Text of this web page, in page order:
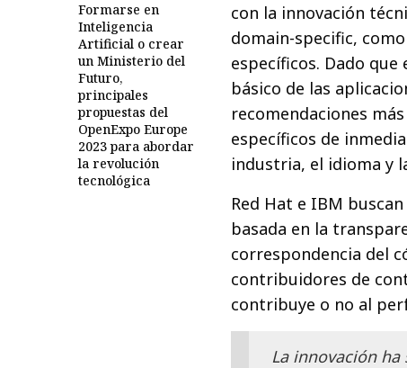
Formarse en
Inteligencia
Artificial o crear
un Ministerio del
Futuro,
principales
propuestas del
OpenExpo Europe
2023 para abordar
la revolución
tecnológica
con la innovación
domain-specific,
específicos. Dado
básico de las
recomendaciones
específicos de
industria, el idioma y
Red Hat e IBM
basada en la
correspondencia del
contribuidores de
contribuye o no al
La innovación